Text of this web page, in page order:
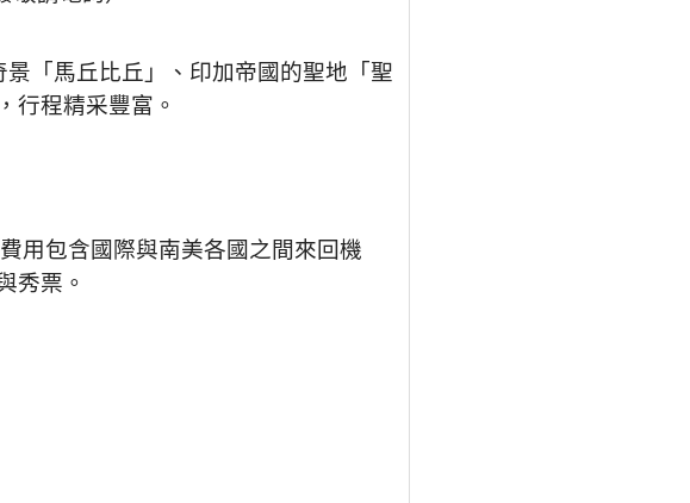
「馬丘比丘」、印加帝國的聖地「聖
行程精采豐富。
用包含國際與南美各國之間來回機
秀票。